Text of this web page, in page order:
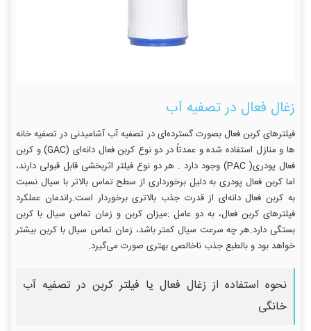
زغال فعال در تصفیه آب
فیلترهای کربن فعال بصورت گسترده‌ای در تصفیه آب آشامیدنی در تصفیه خانه
ها و منازل استفاده شده و عمدتاً در دو نوع کربن فعال دانه‌ای (GAC) و کربن
فعال پودری( PAC) وجود دارد . هر دو نوع فیلتر اثربخشی قابل قبولی دارند،
اما کربن فعال پودری به دلیل برخورداری از سطح تماس بالاتر با سیال نسبت
به کربن فعال دانه‌ای از قدرت جذب بالاتری برخوردار است.راندمان عملکرد
فیلترهای کربن فعال، به دو عامل :میزان کربن و زمان تماس سیال با کربن
بستگی دارد.هر چه سرعت سیال کمتر باشد، زمان تماس سیال با کربن بیشتر
خواهد بود و بالطبع جذب ناخالصی بهتری صورت می‌گیرد.
نحوه استفاده از زغال فعال یا فیلتر کربن در تصفیه آب
خانگی